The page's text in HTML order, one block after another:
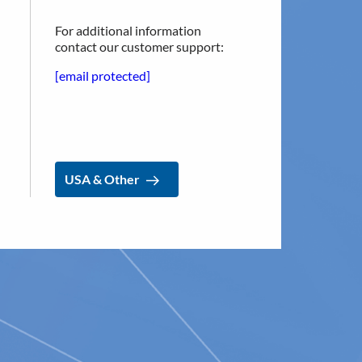
For additional information
contact our customer support:
[email protected]
USA & Other
i U.S. i ansökan om
mest avgörande modulen vilken
av den pivotala CE-
ingreppen. Över 40 ledande anti-
idag
fortsatte med Chelsea &
center
i London, där 110+ anti-
som förra året - från hela
professor Lars Lundell från
är ett mycket kostnads-
om marknadsgodkännande